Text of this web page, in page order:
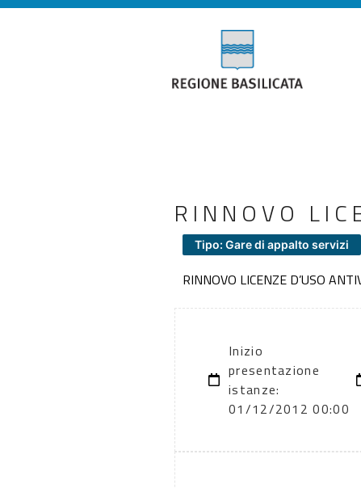
RINNOVO
Tipo: Gare di appalto servizi
RINNOVO LICENZE D’USO
Inizio
presentazione
istanze:
01/12/2012 00:00